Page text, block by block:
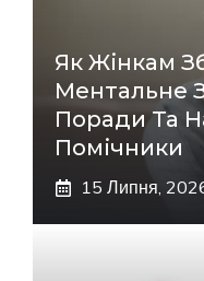
Як Жінкам
Ментальне
Поради Та
Помічники
15 Липня,